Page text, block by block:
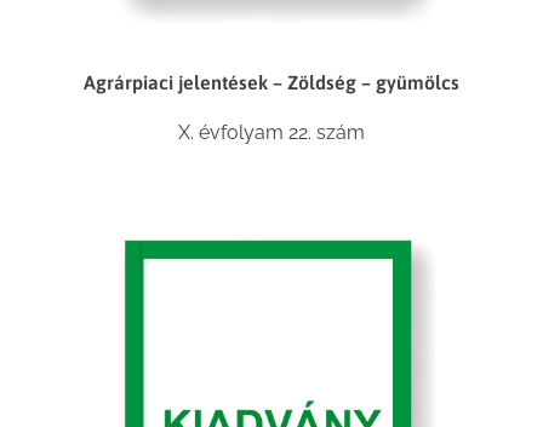
Agrárpiaci jelentések – Zöldség – gyümölcs
X. évfolyam 22. szám